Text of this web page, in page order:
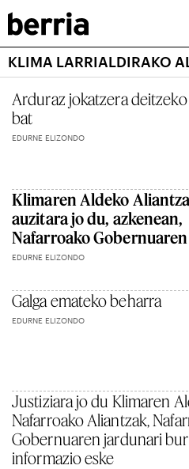
KLIMA LARRIALDIRAKO
Arduraz jokatzera
bat
EDURNE ELIZONDO
Klimaren Aldeko
auzitara jo du, azkenean,
Nafarroako
EDURNE ELIZONDO
Galga emateko beharra
EDURNE ELIZONDO
Justiziara jo du Klimaren
Nafarroako Aliantzak,
Gobernuaren jardunari
informazio eske